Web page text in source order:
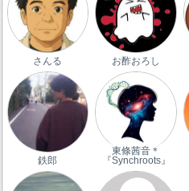
さんる お酢おろし
鉄郎
東條茜音＊
『Synchroots』